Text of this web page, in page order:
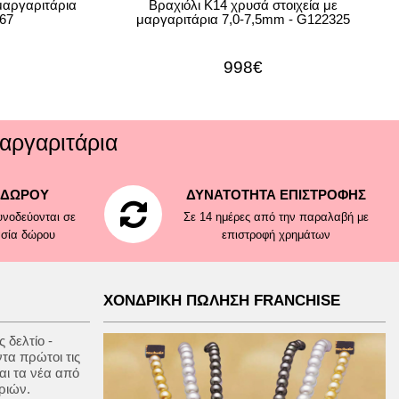
Βραχιόλι Κ14 χρυσά στοιχεία με
μαργαριτάρια 7,0-7,5mm - G122325
998€
ΔΩΡΟΥ
σε
δώρου
ΔΥΝΑΤΟΤΗΤΑ ΕΠΙΣΤΡΟΦΗΣ
Σε 14 ημέρες από την παραλαβή με
επιστροφή χρημάτων
δελτίο -
πρώτοι τις
τα νέα από
ΧΟΝΔΡΙΚΗ ΠΩΛΗΣΗ FRANCHISE